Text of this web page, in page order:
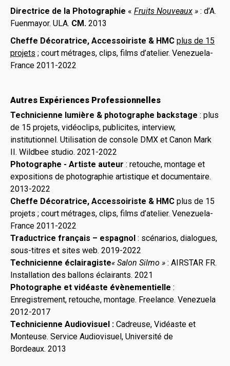
Directrice de la Photographie « Fruits Nouveaux » : d’A.
Fuenmayor. ULA. CM. 2013
Cheffe Décoratrice, Accessoiriste & HMC plus de 15
projets ; court métrages, clips, films d’atelier. Venezuela-
France 2011-2022
Autres Expériences Professionnelles
Technicienne lumière & photographe backstage : plus
de 15 projets, vidéoclips, publicites, interview,
institutionnel. Utilisation de console DMX et Canon Mark
II. Wildbee studio. 2021-2022
Photographe - Artiste auteur : retouche, montage et
expositions de photographie artistique et documentaire.
2013-2022
Cheffe Décoratrice, Accessoiriste & HMC plus de 15
projets ; court métrages, clips, films d’atelier. Venezuela-
France 2011-2022
Traductrice français – espagnol : scénarios, dialogues,
sous-titres et sites web. 2019-2022
Technicienne éclairagiste« Salon Silmo » : AIRSTAR FR.
Installation des ballons éclairants. 2021
Photographe et vidéaste évènementielle :
Enregistrement, retouche, montage. Freelance. Venezuela
2012-2017
Technicienne Audiovisuel : Cadreuse, Vidéaste et
Monteuse. Service Audiovisuel, Université de
Bordeaux. 2013